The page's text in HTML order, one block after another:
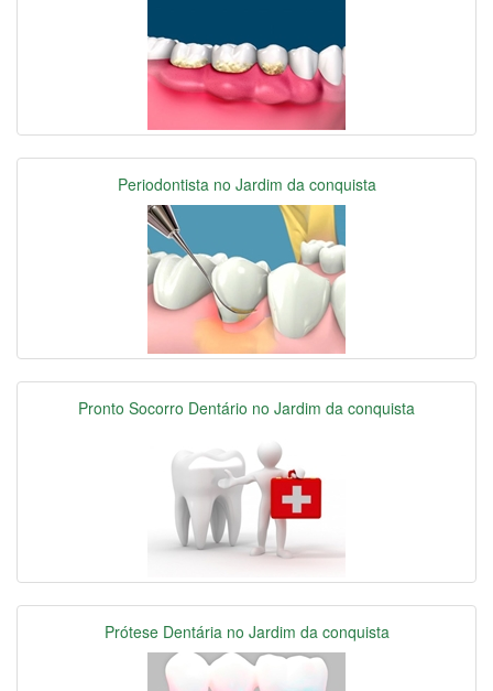
Periodontista no Jardim da conquista
Pronto Socorro Dentário no Jardim da conquista
Prótese Dentária no Jardim da conquista